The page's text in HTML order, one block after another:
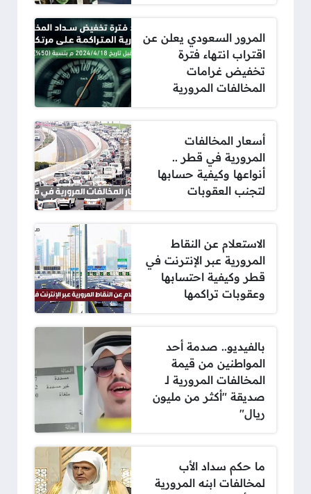
المرور السعودي يعلن عن
اقتراب انتهاء فترة
تخفيض غرامات
المخالفات المرورية
أسعار المخالفات
المرورية في قطر ..
أنواعها وكيفية حسابها
لتجنب العقوبات
الاستعلام عن النقاط
المرورية عبر الإنترنت في
قطر وكيفية احتسابها
وعقوبات تراكمها
بالفيديو.. صدمة أحد
المواطنين من قيمة
المخالفات المرورية لـ
صديقة "أكثر من مليون
ريال"
ما حكم سداد الأب
لمخالفات ابنه المرورية